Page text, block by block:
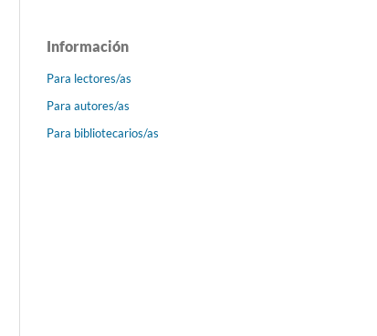
Información
Para lectores/as
Para autores/as
Para bibliotecarios/as